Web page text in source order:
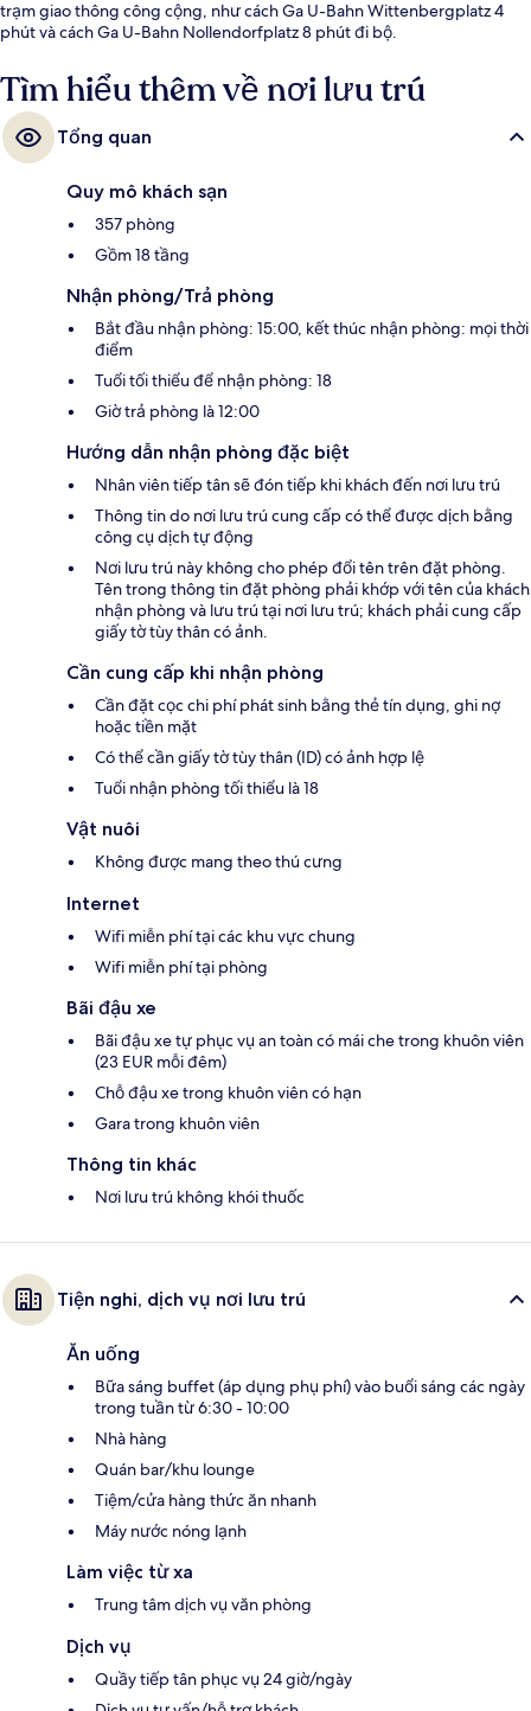
trạm giao thông công cộng, như cách Ga U-Bahn Wittenbergplatz 4
phút và cách Ga U-Bahn Nollendorfplatz 8 phút đi bộ.
Tìm hiểu thêm về nơi lưu trú
Tổng quan
Quy mô khách sạn
357 phòng
Gồm 18 tầng
Nhận phòng/Trả phòng
Bắt đầu nhận phòng: 15:00, kết thúc nhận phòng: mọi thời
điểm
Tuổi tối thiểu để nhận phòng: 18
Giờ trả phòng là 12:00
Hướng dẫn nhận phòng đặc biệt
Nhân viên tiếp tân sẽ đón tiếp khi khách đến nơi lưu trú
Thông tin do nơi lưu trú cung cấp có thể được dịch bằng
công cụ dịch tự động
Nơi lưu trú này không cho phép đổi tên trên đặt phòng.
Tên trong thông tin đặt phòng phải khớp với tên của khách
nhận phòng và lưu trú tại nơi lưu trú; khách phải cung cấp
giấy tờ tùy thân có ảnh.
Cần cung cấp khi nhận phòng
Cần đặt cọc chi phí phát sinh bằng thẻ tín dụng, ghi nợ
hoặc tiền mặt
Có thể cần giấy tờ tùy thân (ID) có ảnh hợp lệ
Tuổi nhận phòng tối thiểu là 18
Vật nuôi
Không được mang theo thú cưng
Internet
Wifi miễn phí tại các khu vực chung
Wifi miễn phí tại phòng
Bãi đậu xe
Bãi đậu xe tự phục vụ an toàn có mái che trong khuôn viên
(23 EUR mỗi đêm)
Chỗ đậu xe trong khuôn viên có hạn
Gara trong khuôn viên
Thông tin khác
Nơi lưu trú không khói thuốc
Tiện nghi, dịch vụ nơi lưu trú
Ăn uống
Bữa sáng buffet (áp dụng phụ phí) vào buổi sáng các ngày
trong tuần từ 6:30 - 10:00
Nhà hàng
Quán bar/khu lounge
Tiệm/cửa hàng thức ăn nhanh
Máy nước nóng lạnh
Làm việc từ xa
Trung tâm dịch vụ văn phòng
Dịch vụ
Quầy tiếp tân phục vụ 24 giờ/ngày